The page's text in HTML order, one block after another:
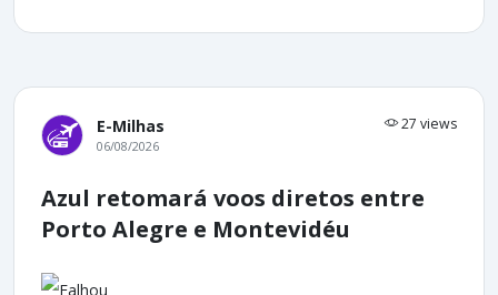
E-Milhas 27 views
06/08/2026
Azul retomará voos diretos entre
Porto Alegre e Montevidéu